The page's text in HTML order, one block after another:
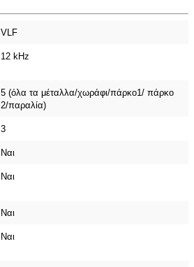
VLF
12 kHz
5 (όλα τα μέταλλα/χωράφι/πάρκο1/ πάρκο
2/παραλία)
3
Ναι
Ναι
Ναι
Ναι